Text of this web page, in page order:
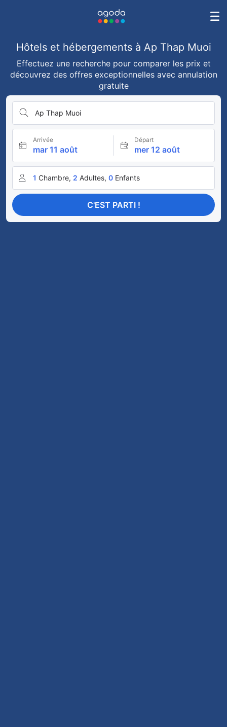
Hôtels et hébergements à Ap Thap Muoi
Effectuez une recherche pour comparer les prix et
découvrez des offres exceptionnelles avec annulation
gratuite
Ap Thap Muoi
Arrivée
mar 11 août
Départ
mer 12 août
1 Chambre, 2 Adultes, 0 Enfants
C'EST PARTI !